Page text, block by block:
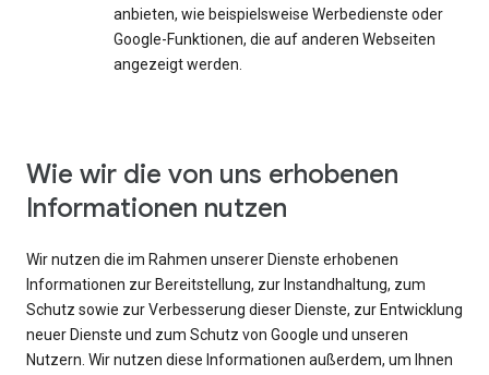
anbieten, wie beispielsweise Werbedienste oder
Google-Funktionen, die auf anderen Webseiten
angezeigt werden.
Wie wir die von uns erhobenen
Informationen nutzen
Wir nutzen die im Rahmen unserer Dienste erhobenen
Informationen zur Bereitstellung, zur Instandhaltung, zum
Schutz sowie zur Verbesserung dieser Dienste, zur Entwicklung
neuer Dienste und zum Schutz von Google und unseren
Nutzern. Wir nutzen diese Informationen außerdem, um Ihnen